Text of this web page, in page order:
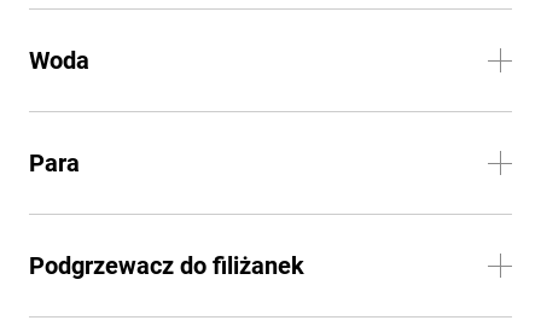
Woda
Para
Podgrzewacz do filiżanek